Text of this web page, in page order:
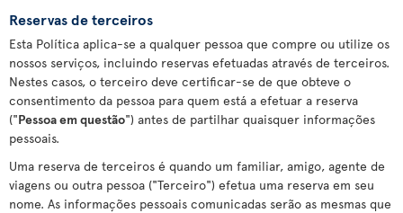
Reservas de terceiros
Esta Política aplica-se a qualquer pessoa que compre ou utilize os
nossos serviços, incluindo reservas efetuadas através de terceiros.
Nestes casos, o terceiro deve certificar-se de que obteve o
consentimento da pessoa para quem está a efetuar a reserva
("Pessoa em questão") antes de partilhar quaisquer informações
pessoais.
Uma reserva de terceiros é quando um familiar, amigo, agente de
viagens ou outra pessoa ("Terceiro") efetua uma reserva em seu
nome. As informações pessoais comunicadas serão as mesmas que